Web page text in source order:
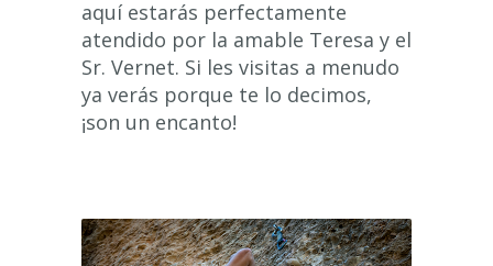
aquí estarás perfectamente
atendido por la amable Teresa y el
Sr. Vernet. Si les visitas a menudo
ya verás porque te lo decimos,
¡son un encanto!